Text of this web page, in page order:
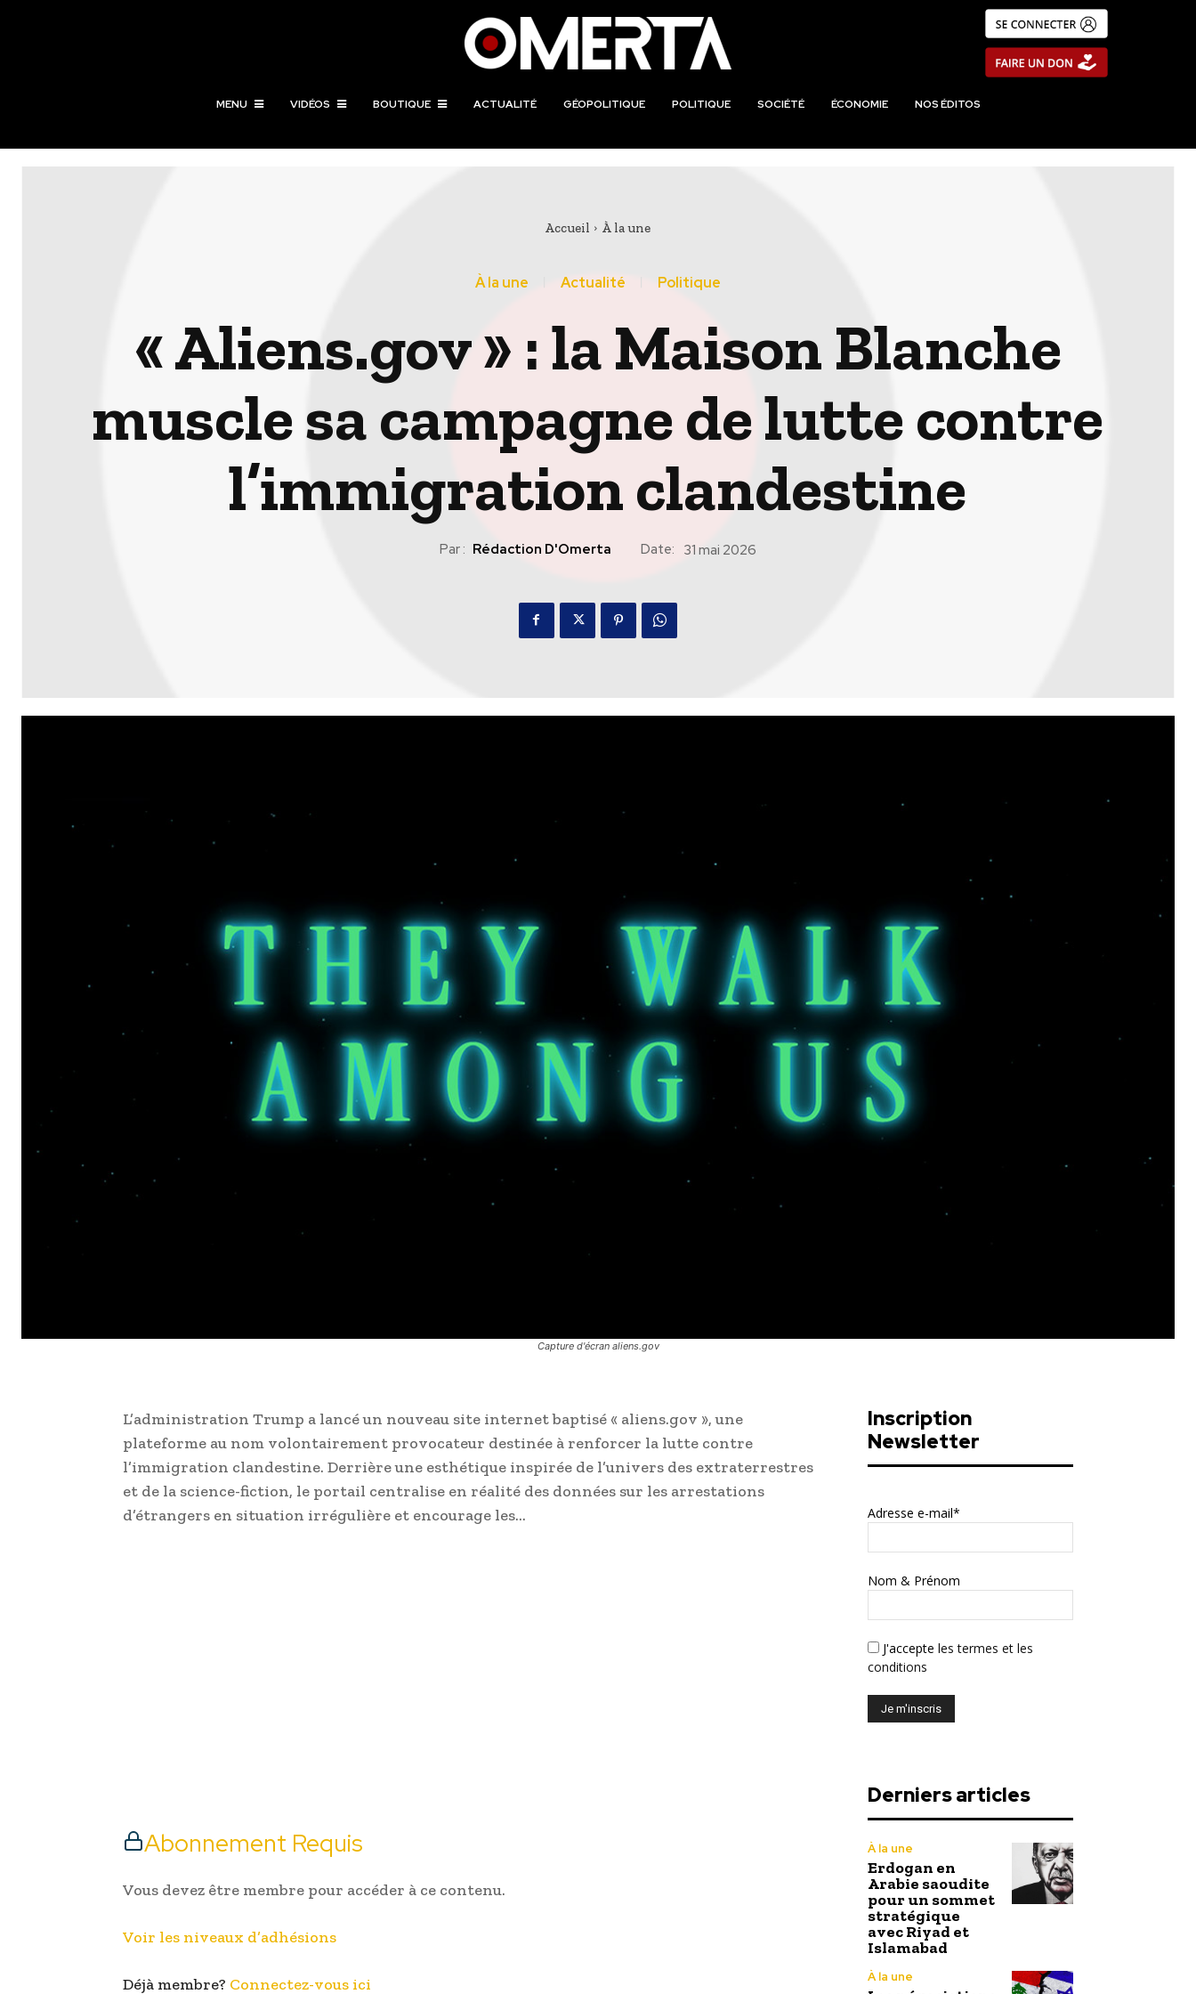
MENU VIDÉOS BOUTIQUE ACTUALITÉ GÉOPOLITIQUE POLITIQUE SOCIÉTÉ ÉCONOMIE NOS ÉDITOS
Accueil À la une
À la une Actualité Politique
« Aliens.gov » : la Maison Blanche
muscle sa campagne de lutte contre
l’immigration clandestine
Par : Rédaction D'Omerta Date: 31 mai 2026
Capture d'écran aliens.gov
L’administration Trump a lancé un nouveau site internet baptisé « aliens.gov », une
plateforme au nom volontairement provocateur destinée à renforcer la lutte contre
l’immigration clandestine. Derrière une esthétique inspirée de l’univers des extraterrestres
et de la science-fiction, le portail centralise en réalité des données sur les arrestations
d’étrangers en situation irrégulière et encourage les…
Abonnement Requis
Vous devez être membre pour accéder à ce contenu.
Voir les niveaux d’adhésions
Déjà membre? Connectez-vous ici
Inscription
Newsletter
Adresse e-mail*
Nom & Prénom
J'accepte les termes et les
conditions
Derniers articles
À la une
Erdogan en
Arabie saoudite
pour un sommet
stratégique
avec Riyad et
Islamabad
À la une